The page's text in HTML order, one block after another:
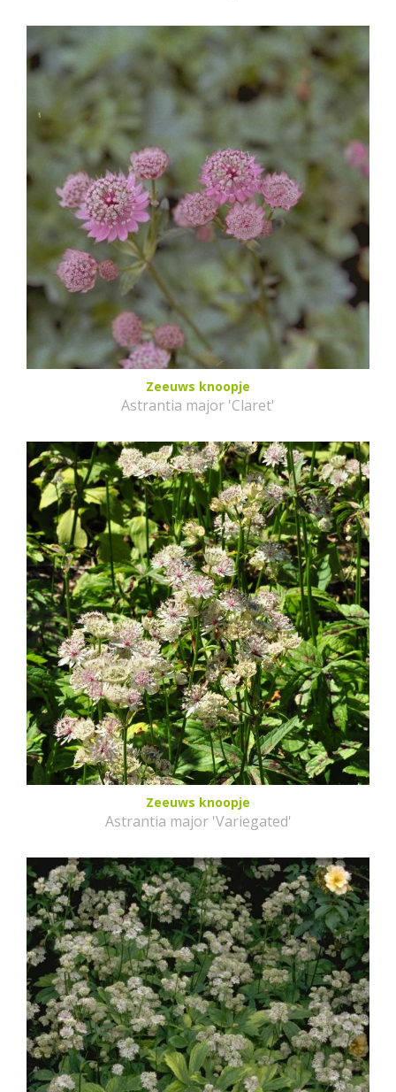
Zeeuws knoopje
Astrantia major 'Claret'
Zeeuws knoopje
Astrantia major 'Variegated'